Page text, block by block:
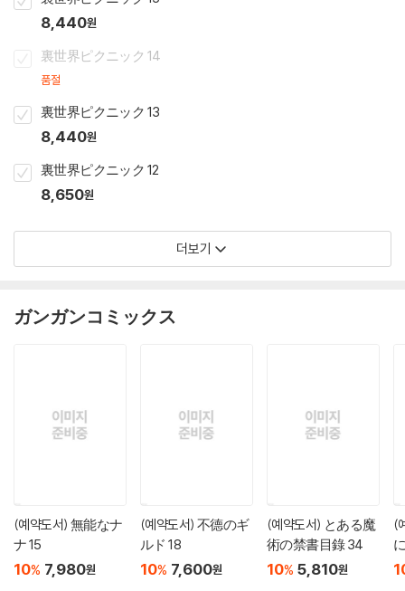
8,440원
裏世界ピクニック 14
품절
裏世界ピクニック 13
8,440원
裏世界ピクニック 12
8,650원
더보기
ガンガンコミックス
(예약도서) 無能なナ
ナ 15
10% 7,980원
(예약도서) 不德のギ
ルド 18
10% 7,600원
(예약도서) とある魔
術の禁書目錄 34
10% 5,810원
(